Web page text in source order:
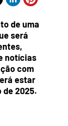
de uma
será
notícias
com
estar
de 2025.